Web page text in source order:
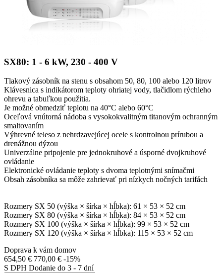
SX80: 1 - 6 kW, 230 - 400 V
Tlakový zásobník na stenu s obsahom 50, 80, 100 alebo 120 litrov
Klávesnica s indikátorom teploty ohriatej vody, tlačidlom rýchleho
ohrevu a tabuľkou použitia.
Je možné obmedziť teplotu na 40°C alebo 60°C
Oceľová vnútorná nádoba s vysokokvalitným titanovým ochranným
smaltovaním
Výhrevné teleso z nehrdzavejúcej ocele s kontrolnou prírubou a
drenážnou dýzou
Univerzálne pripojenie pre jednokruhové a úsporné dvojkruhové
ovládanie
Elektronické ovládanie teploty s dvoma teplotnými snímačmi
Obsah zásobníka sa môže zahrievať pri nízkych nočných tarifách
Rozmery SX 50 (výška × šírka × hĺbka): 61 × 53 × 52 cm
Rozmery SX 80 (výška × šírka × hĺbka): 84 × 53 × 52 cm
Rozmery SX 100 (výška × šírka × hĺbka): 99 × 53 × 52 cm
Rozmery SX 120 (výška × šírka × hĺbka): 115 × 53 × 52 cm
Doprava k vám domov
654,50 € 770,00 € -15%
S DPH Dodanie do 3 - 7 dní